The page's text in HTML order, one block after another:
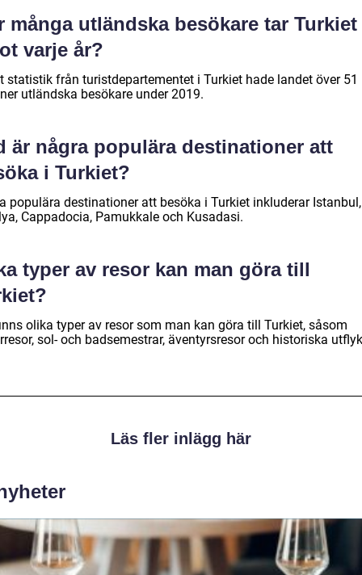
många utländska besökare tar Turkiet
varje år?
statistik från turistdepartementet i Turkiet hade landet över 51
utländska besökare under 2019.
är några populära destinationer att
i Turkiet?
populära destinationer att besöka i Turkiet inkluderar Istanbul,
Cappadocia, Pamukkale och Kusadasi.
typer av resor kan man göra till
olika typer av resor som man kan göra till Turkiet, såsom
sol- och badsemestrar, äventyrsresor och historiska
Läs fler inlägg här